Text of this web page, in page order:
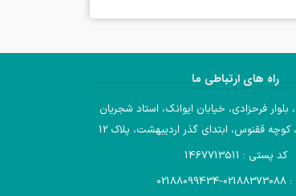
راه های ارتباطی ما
فرحزادی، خیابان ایوانک، استاد شجریان
ققنوس، ابتدای گذر اردیبهشت، پلاک 12
کد پستی : 1467713511